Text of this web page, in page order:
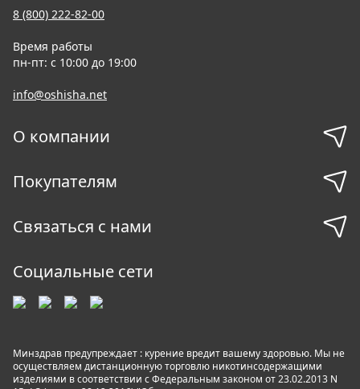
8 (800) 222-82-00
Время работы
пн-пт: с 10:00 до 19:00
info@oshisha.net
О компании
Покупателям
Связаться с нами
Социальные сети
Минздрав предупреждает : курение вредит вашему здоровью. Мы не
осуществляем дистанционную торговлю никотинсодержащими
изделиями в соответствии с Федеральным законом от 23.02.2013 N